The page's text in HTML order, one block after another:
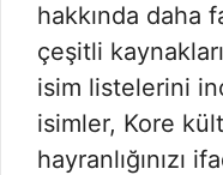
hakkında daha
çeşitli
isim listelerini
isimler, Kore
hayranlığınızı